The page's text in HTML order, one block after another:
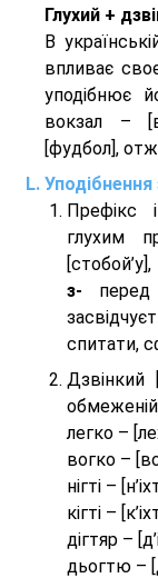
Глухий +
В
впливає
уподібнює
вокзал –
[фудбол],
Уподібнення
Префікс
глухим
з-
спитати,
Дзвінкий
обмеженій
легко –
вогко –
нігті –
кігті –
дігтяр –
дьогтю –